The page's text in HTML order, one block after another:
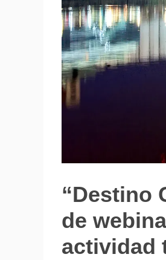
Noticias
Turismo
“Destino
de
actividad